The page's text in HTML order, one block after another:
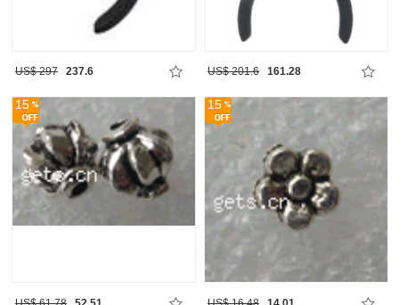
US$ 297 237.6 US$ 201.6 161.28
15 15